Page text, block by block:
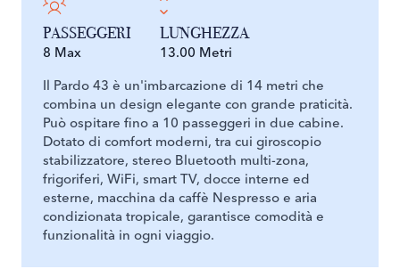
PASSEGGERI
8 Max
LUNGHEZZA
13.00 Metri
Il Pardo 43 è un'imbarcazione di 14 metri che
combina un design elegante con grande praticità.
Può ospitare fino a 10 passeggeri in due cabine.
Dotato di comfort moderni, tra cui giroscopio
stabilizzatore, stereo Bluetooth multi-zona,
frigoriferi, WiFi, smart TV, docce interne ed
esterne, macchina da caffè Nespresso e aria
condizionata tropicale, garantisce comodità e
funzionalità in ogni viaggio.